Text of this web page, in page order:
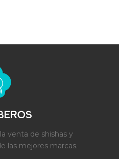
venta de shishas y
las mejores marcas.